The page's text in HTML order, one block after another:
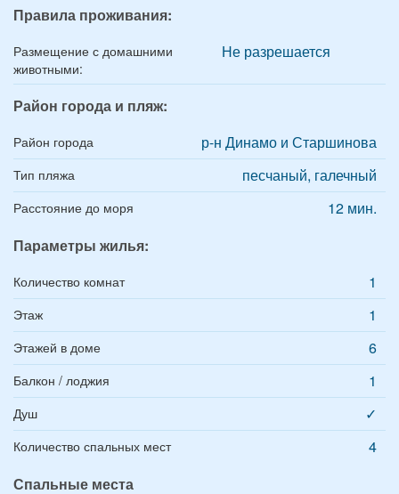
Правила проживания:
Размещение с домашними
животными:
Не разрешается
Район города и пляж:
Район города р-н Динамо и Старшинова
Тип пляжа песчаный, галечный
Расстояние до моря
12 мин.
Параметры жилья:
Количество комнат 1
Этаж 1
Этажей в доме 6
Балкон / лоджия 1
Душ ✓
Количество спальных мест
4
Спальные места